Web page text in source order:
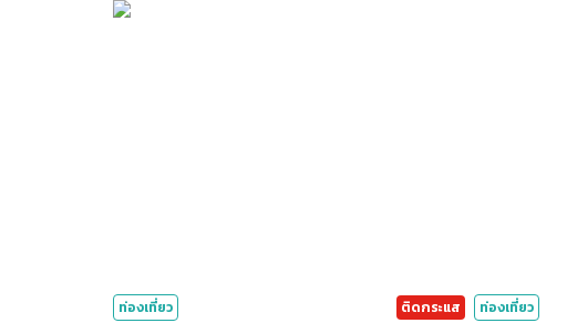
ท่องเที่ยว ติดกระแส ท่องเที่ยว